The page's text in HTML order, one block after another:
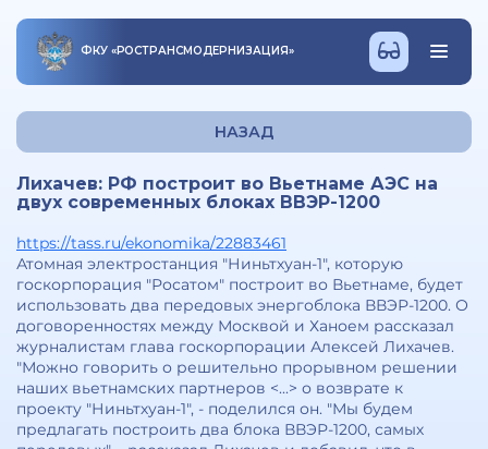
ФКУ «РОСТРАНСМОДЕРНИЗАЦИЯ»
НАЗАД
Лихачев: РФ построит во Вьетнаме АЭС на
двух современных блоках ВВЭР-1200
https://tass.ru/ekonomika/22883461
Атомная электростанция "Ниньтхуан-1", которую
госкорпорация "Росатом" построит во Вьетнаме, будет
использовать два передовых энергоблока ВВЭР-1200. О
договоренностях между Москвой и Ханоем рассказал
журналистам глава госкорпорации Алексей Лихачев.
"Можно говорить о решительно прорывном решении
наших вьетнамских партнеров <...> о возврате к
проекту "Ниньтхуан-1", - поделился он. "Мы будем
предлагать построить два блока ВВЭР-1200, самых